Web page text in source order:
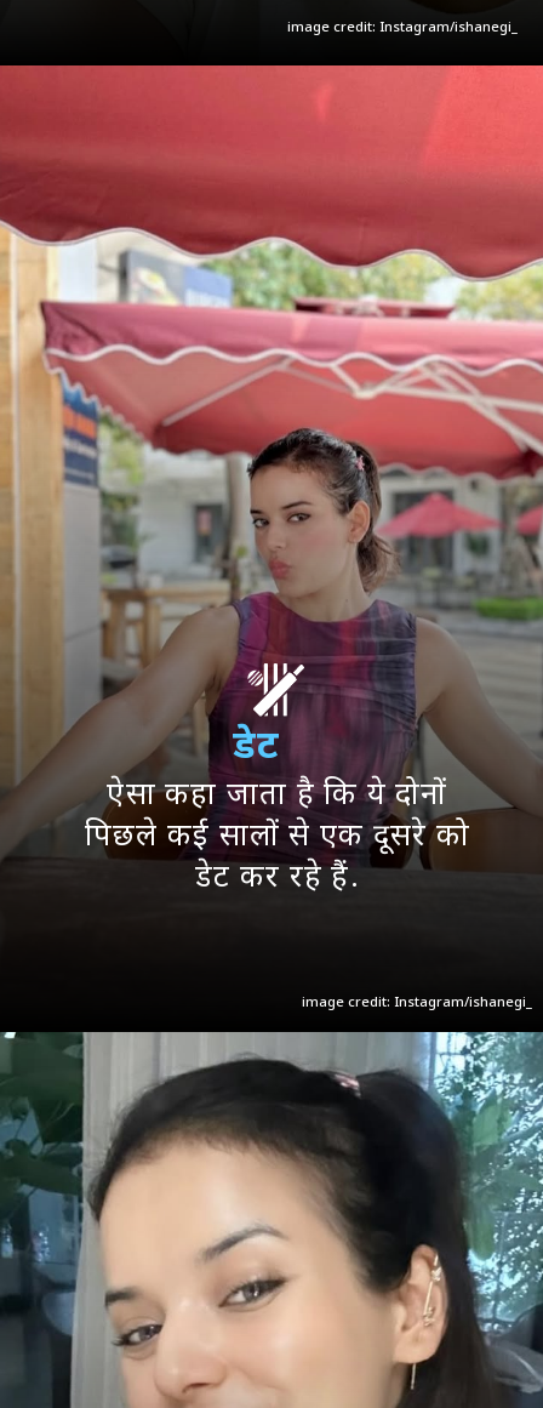
image credit: Instagram/ishanegi_
image credit: Instagram/ishanegi_
डेट
ऐसा कहा जाता है कि ये दोनों
पिछले कई सालों से एक दूसरे को
डेट कर रहे हैं.